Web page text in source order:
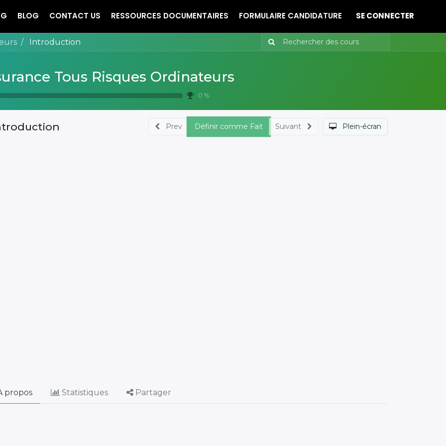
BLOG CONTACT US RESSOURCES DOCUMENTAIRES FORMULAIRE CANDIDATURE SE CONNECTER
Introduction
Tous Risques Ordinateurs
0 %
Prev Définir comme Fait Suivant Plein-écran
propos Statistiques Partager